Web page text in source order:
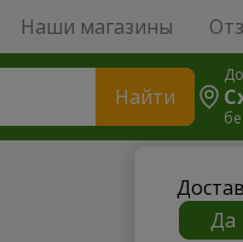
Наши магазины
Найти
Да